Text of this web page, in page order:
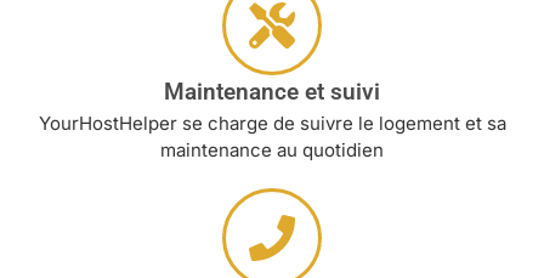
Maintenance et suivi
YourHostHelper se charge de suivre le logement et sa
maintenance au quotidien